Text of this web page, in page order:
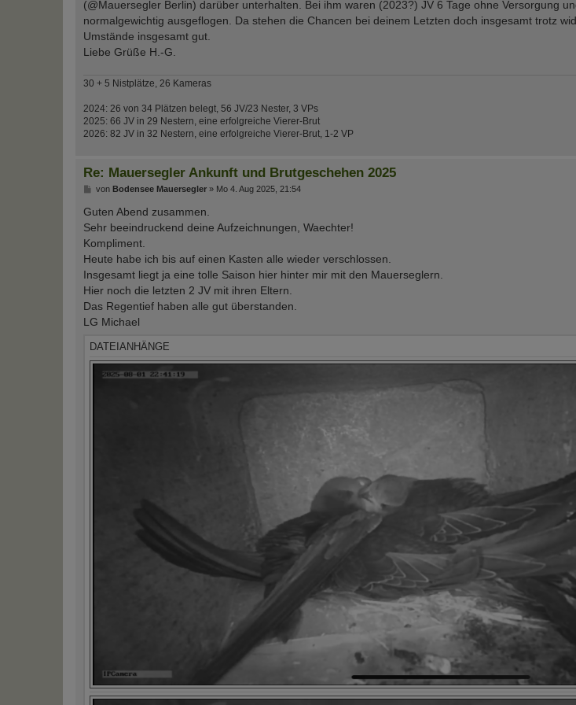
(@Mauersegler Berlin) darüber unterhalten. Bei ihm waren (2023?) JV 6 Tage ohne Versorgung
normalgewichtig ausgeflogen. Da stehen die Chancen bei deinem Letzten doch insgesamt trotz
Umstände insgesamt gut.
Liebe Grüße H.-G.
30 + 5 Nistplätze, 26 Kameras
2024: 26 von 34 Plätzen belegt, 56 JV/23 Nester, 3 VPs
2025: 66 JV in 29 Nestern, eine erfolgreiche Vierer-Brut
2026: 82 JV in 32 Nestern, eine erfolgreiche Vierer-Brut, 1-2 VP
Re: Mauersegler Ankunft und Brutgeschehen 2025
B
i
r
g
von Bodensee Mauersegler» Mo 4. Aug 2025, 21:54
Guten Abend zusammen.
Sehr beeindruckend deine Aufzeichnungen, Waechter!
Kompliment.
Heute habe ich bis auf einen Kasten alle wieder verschlossen.
Insgesamt liegt ja eine tolle Saison hier hinter mir mit den Mauerseglern.
Hier noch die letzten 2 JV mit ihren Eltern.
Das Regentief haben alle gut überstanden.
LG Michael
DATEIANHÄNGE